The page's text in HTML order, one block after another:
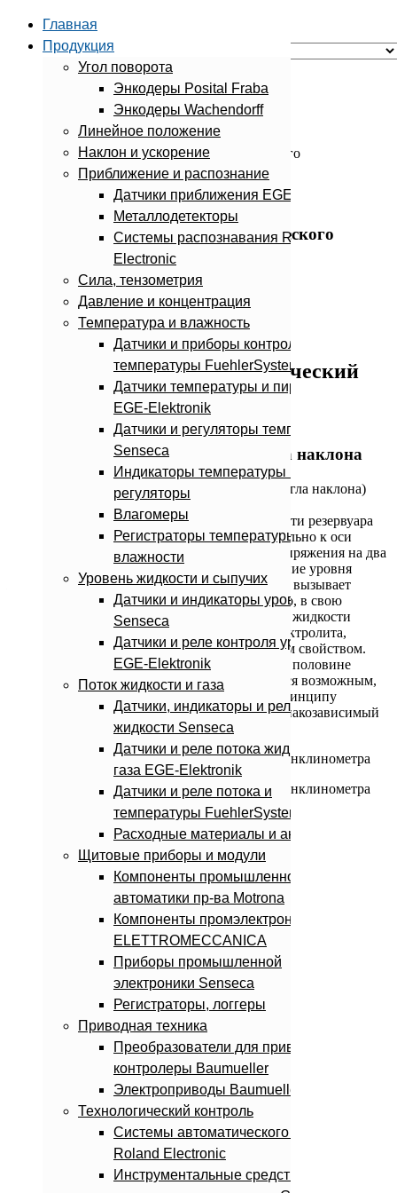
Информационный раздел
Принцип действия кондуктометрического
инклинометра
Принцип действия кондуктометрического
инклинометра
Описание принципа работы жидкостного
кондуктометрического инклинометра.
Как работает кондуктометрический
инклинометр
Устройство и принцип действия
кондуктометрического датчика угла наклона
Кондуктометрический инклинометр (датчик угла наклона)
состоит из резервуара частично наполненного
электропроводящей жидкостью. В нижней части резервуара
нанесены электроды, расположенные параллельно к оси
наклона датчика. При подаче переменного напряжения на два
электрода возникает рассеянное поле. Снижение уровня
жидкости, возникающее при наклоне датчика, вызывает
«стягивание» (редуцирование) этого поля. Это, в свою
очередь, вызывает пропорциональное уровню жидкости
изменение электрического сопротивления электролита,
обладающего постоянным электропроводящим свойством.
Расположив в нижней части в правой и левой половине
резервуара две пары электродов представляется возможным,
благодаря известному дифференциальному принципу
измерения, обеспечивать на выходе датчика знакозависимый
сигнал пропорциональный углу наклона.
MegaSensor GmbH
Impressum / Наши реквизиты
Политика конфиденциальности
+7 (7172) 76-02-89 (Постсоветские страны)
+380 (44) 300-00-95 (Украина)
+49 (221) 989-45-95 (Центральный склад)
Email: info@megasensor.com
Интернет
www.megasensor.de
www.megasensor.ru
www.megasensor.by
www.megasensor.kz
www.megasensor.com.ua
Главная
Продукция
Угол поворота
Энкодеры Posital Fraba
Энкодеры Wachendorff
Линейное положение
Наклон и ускорение
Приближение и распознание
Датчики приближения EGE-Elektronik
Металлодетекторы
Системы распознавания Roland
Electronic
Сила, тензометрия
Давление и концентрация
Температура и влажность
Датчики и приборы контроля
температуры FuehlerSysteme
Датчики температуры и пирометры
EGE-Elektronik
Датчики и регуляторы температуры
Senseca
Индикаторы температуры и
регуляторы
Влагомеры
Регистраторы температуры и
влажности
Уровень жидкости и сыпучих
Датчики и индикаторы уровня
Senseca
Датчики и реле контроля уровня
EGE-Elektronik
Поток жидкости и газа
Датчики, индикаторы и реле потока
жидкости Senseca
Датчики и реле потока жидкости и
газа EGE-Elektronik
Датчики и реле потока и
температуры FuehlerSysteme
Расходные материалы и аксессуары
Щитовые приборы и модули
Компоненты промышленной
автоматики пр-ва Motrona
Компоненты промэлектроники
ELETTROMECCANICA
Приборы промышленной
электроники Senseca
Регистраторы, логгеры
Приводная техника
Преобразователи для приводов и
контролеры Baumueller
Электроприводы Baumueller
Технологический контроль
Системы автоматического контроля
Roland Electronic
Инструментальные средства и